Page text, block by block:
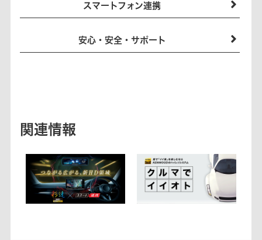
スマートフォン連携
安心・安全・サポート
関連情報